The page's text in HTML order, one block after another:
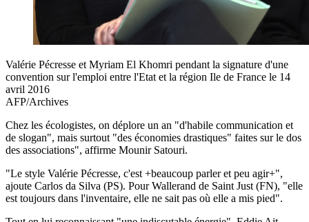
Valérie Pécresse et Myriam El Khomri pendant la signature d'une
convention sur l'emploi entre l'Etat et la région Ile de France le 14
avril 2016
AFP/Archives
Chez les écologistes, on déplore un an "d'habile communication et
de slogan", mais surtout "des économies drastiques" faites sur le dos
des associations", affirme Mounir Satouri.
"Le style Valérie Pécresse, c'est +beaucoup parler et peu agir+",
ajoute Carlos da Silva (PS). Pour Wallerand de Saint Just (FN), "elle
est toujours dans l'inventaire, elle ne sait pas où elle a mis pied".